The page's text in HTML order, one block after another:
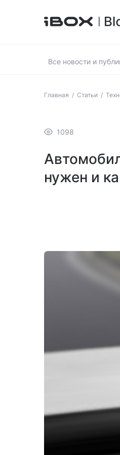
Все новости и
Главная / Статьи /
1098
нужен и